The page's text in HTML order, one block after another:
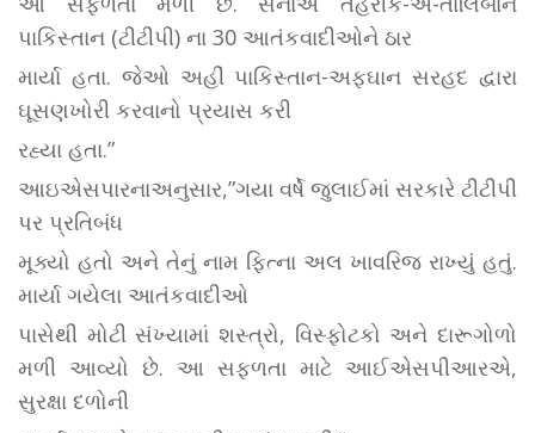
પાકિસ્તાન (ટીટીપી) ના 30 આતંકવાદીઓને ઠાર
માર્યા હતા. જેઓ અહીં પાકિસ્તાન-અફઘાન સરહદ દ્વારા
ઘૂસણખોરી કરવાનો પ્રયાસ કરી
રહ્યા હતા.”
આઇએસપારનાઅનુસાર,”ગયા વર્ષે જુલાઈમાં સરકારે ટીટીપી
પર પ્રતિબંધ
મૂક્યો હતો અને તેનું નામ ફિત્ના અલ ખાવરિજ રાખ્યું હતું.
માર્યા ગયેલા આતંકવાદીઓ
પાસેથી મોટી સંખ્યામાં શસ્ત્રો, વિસ્ફોટકો અને દારૂગોળો
મળી આવ્યો છે. આ સફળતા માટે આઈએસપીઆરએ,
સુરક્ષા દળોની